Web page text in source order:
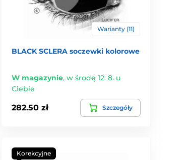
Warianty (11)
BLACK SCLERA soczewki kolorowe
W magazynie,w środę 12. 8. u
Ciebie
282.50 zł Szczegóły
Korekcyjne